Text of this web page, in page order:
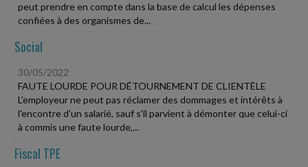
peut prendre en compte dans la base de calcul les dépenses
confiées à des organismes de...
Social
30/05/2022
FAUTE LOURDE POUR DÉTOURNEMENT DE CLIENTÈLE
L'employeur ne peut pas réclamer des dommages et intérêts à
l'encontre d'un salarié, sauf s'il parvient à démonter que celui-ci
à commis une faute lourde,...
Fiscal TPE